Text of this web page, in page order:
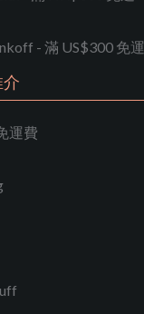
- 滿 US$300 免運
運費